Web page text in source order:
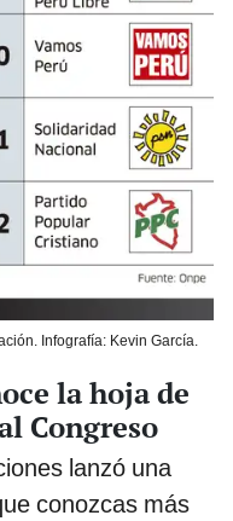
Infografía: Kevin García.
la hoja de
Congreso
lanzó una
conozcas más